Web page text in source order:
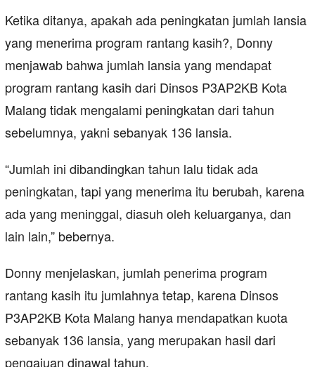
Ketika ditanya, apakah ada peningkatan jumlah lansia
yang menerima program rantang kasih?, Donny
menjawab bahwa jumlah lansia yang mendapat
program rantang kasih dari Dinsos P3AP2KB Kota
Malang tidak mengalami peningkatan dari tahun
sebelumnya, yakni sebanyak 136 lansia.
“Jumlah ini dibandingkan tahun lalu tidak ada
peningkatan, tapi yang menerima itu berubah, karena
ada yang meninggal, diasuh oleh keluarganya, dan
lain lain,” bebernya.
Donny menjelaskan, jumlah penerima program
rantang kasih itu jumlahnya tetap, karena Dinsos
P3AP2KB Kota Malang hanya mendapatkan kuota
sebanyak 136 lansia, yang merupakan hasil dari
pengajuan dinawal tahun.